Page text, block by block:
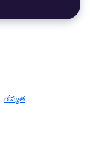
గోప్యత